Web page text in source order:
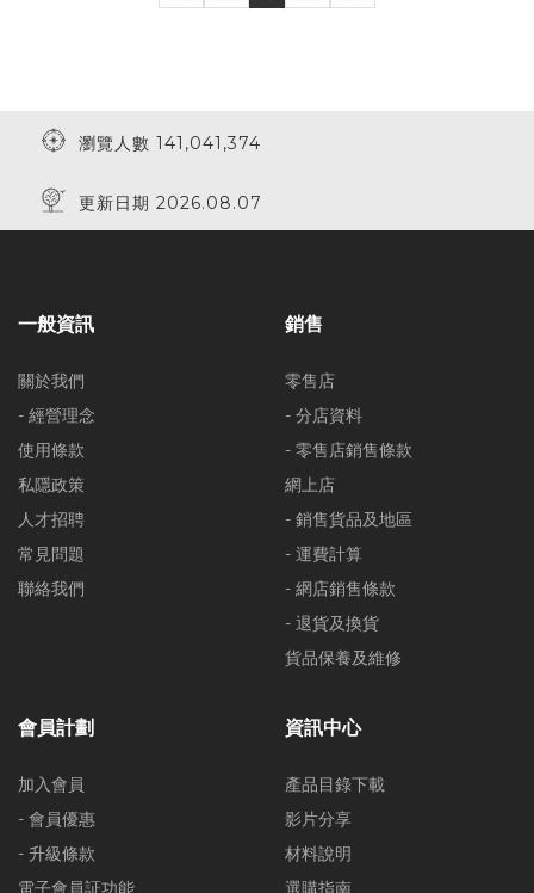
瀏覽人數 141,041,374
更新日期 2026.08.07
一般資訊
關於我們
- 經營理念
使用條款
私隱政策
人才招聘
常見問題
聯絡我們
銷售
零售店
- 分店資料
- 零售店銷售條款
網上店
- 銷售貨品及地區
- 運費計算
- 網店銷售條款
- 退貨及換貨
貨品保養及維修
會員計劃
加入會員
- 會員優惠
- 升級條款
電子會員証功能
資訊中心
產品目錄下載
影片分享
材料說明
選購指南